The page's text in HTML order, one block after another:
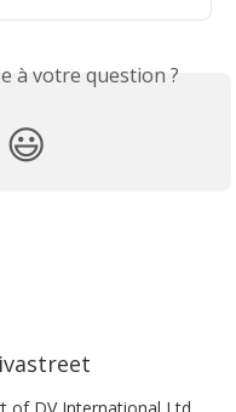
à votre question ?
😃